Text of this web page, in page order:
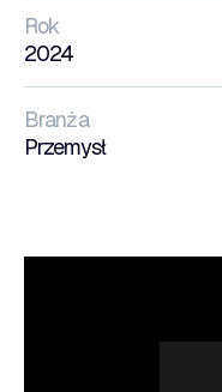
Rok
2024
Branża
Przemysł